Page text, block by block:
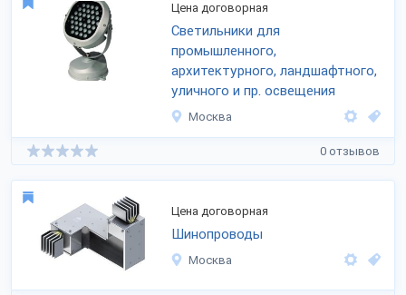
Цена договорная
Светильники для
промышленного,
архитектурного, ландшафтного,
уличного и пр. освещения
Москва
0 отзывов
Цена договорная
Шинопроводы
Москва